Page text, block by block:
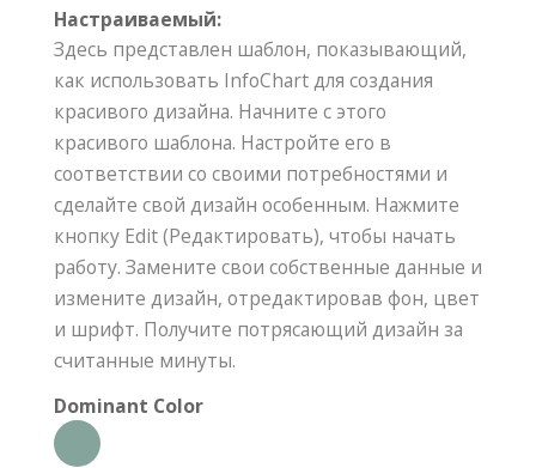
Настраиваемый:
Здесь представлен шаблон, показывающий,
как использовать InfoChart для создания
красивого дизайна. Начните с этого
красивого шаблона. Настройте его в
соответствии со своими потребностями и
сделайте свой дизайн особенным. Нажмите
кнопку Edit (Редактировать), чтобы начать
работу. Замените свои собственные данные и
измените дизайн, отредактировав фон, цвет
и шрифт. Получите потрясающий дизайн за
считанные минуты.
Dominant Color